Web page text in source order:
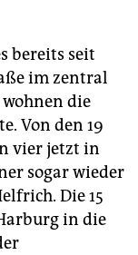
bereits seit
im zentral
die
Von den 19
vier jetzt in
sogar wieder
Die 15
in die